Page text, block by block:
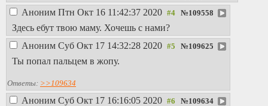
Аноним Птн Окт 16 11:42:37 2020 №109558
Здесь ебут твою маму. Хочешь с нами?
Аноним Суб Окт 17 14:32:28 2020 №109625
Ты попал пальцем в жопу.
Ответы: >>109634
Аноним Суб Окт 17 16:16:05 2020 №109634